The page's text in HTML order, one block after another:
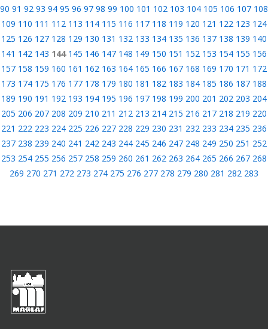
90 91 92 93 94 95 96 97 98 99 100 101 102 103 104 105 106 107 108
109 110 111 112 113 114 115 116 117 118 119 120 121 122 123 124
125 126 127 128 129 130 131 132 133 134 135 136 137 138 139 140
141 142 143 144 145 146 147 148 149 150 151 152 153 154 155 156
157 158 159 160 161 162 163 164 165 166 167 168 169 170 171 172
173 174 175 176 177 178 179 180 181 182 183 184 185 186 187 188
189 190 191 192 193 194 195 196 197 198 199 200 201 202 203 204
205 206 207 208 209 210 211 212 213 214 215 216 217 218 219 220
221 222 223 224 225 226 227 228 229 230 231 232 233 234 235 236
237 238 239 240 241 242 243 244 245 246 247 248 249 250 251 252
253 254 255 256 257 258 259 260 261 262 263 264 265 266 267 268
269 270 271 272 273 274 275 276 277 278 279 280 281 282 283